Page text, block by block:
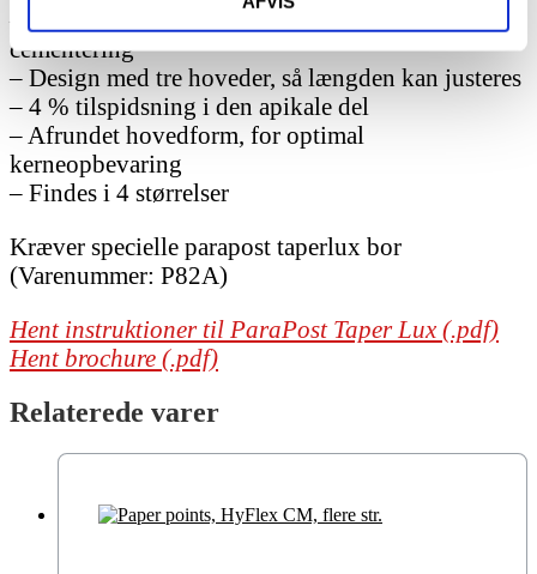
cementering
– Design med tre hoveder, så længden kan justeres
– 4 % tilspidsning i den apikale del
– Afrundet hovedform, for optimal
kerneopbevaring
– Findes i 4 størrelser
Kræver specielle parapost taperlux bor
(Varenummer: P82A)
Hent instruktioner til ParaPost Taper Lux (.pdf)
Hent brochure (.pdf)
Relaterede varer